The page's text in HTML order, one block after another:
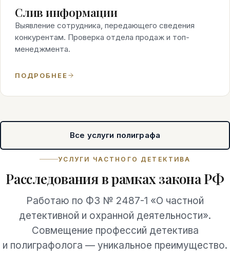
Слив информации
Выявление сотрудника, передающего сведения
конкурентам. Проверка отдела продаж и топ-
менеджмента.
ПОДРОБНЕЕ
Все услуги полиграфа
УСЛУГИ ЧАСТНОГО ДЕТЕКТИВА
Расследования в рамках закона РФ
Работаю по ФЗ № 2487-1 «О частной
детективной и охранной деятельности».
Совмещение профессий детектива
и полиграфолога — уникальное преимущество.